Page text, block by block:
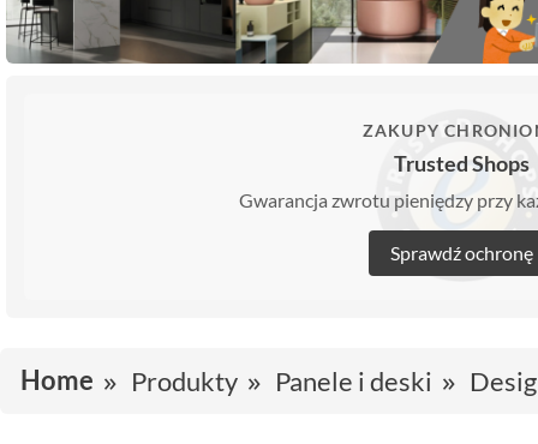
ZAKUPY
Trusted Shops
Gwarancja zwrotu pieniędzy przy
Sprawdź ochronę
Home Produkty Panele i deski